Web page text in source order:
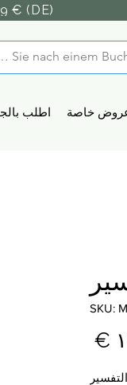
€ (DE)
اطلب خاصة